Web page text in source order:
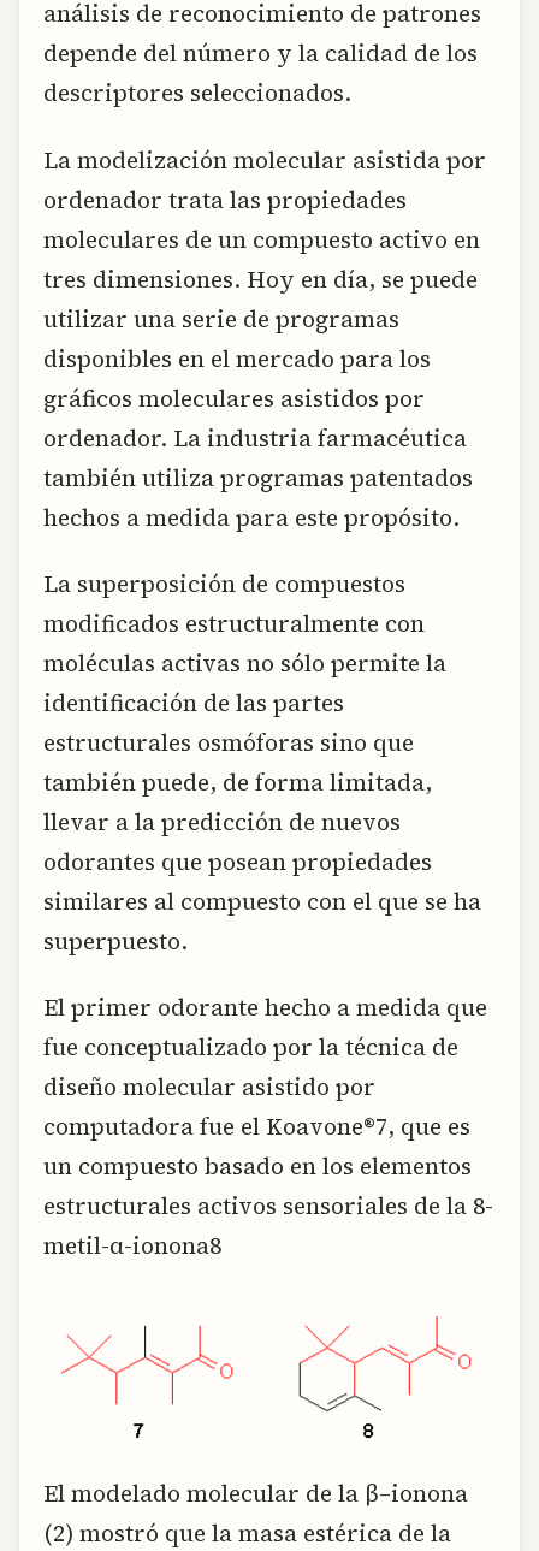
análisis de reconocimiento de patrones
depende del número y la calidad de los
descriptores seleccionados.
La modelización molecular asistida por
ordenador trata las propiedades
moleculares de un compuesto activo en
tres dimensiones. Hoy en día, se puede
utilizar una serie de programas
disponibles en el mercado para los
gráficos moleculares asistidos por
ordenador. La industria farmacéutica
también utiliza programas patentados
hechos a medida para este propósito.
La superposición de compuestos
modificados estructuralmente con
moléculas activas no sólo permite la
identificación de las partes
estructurales osmóforas sino que
también puede, de forma limitada,
llevar a la predicción de nuevos
odorantes que posean propiedades
similares al compuesto con el que se ha
superpuesto.
El primer odorante hecho a medida que
fue conceptualizado por la técnica de
diseño molecular asistido por
computadora fue el Koavone®7, que es
un compuesto basado en los elementos
estructurales activos sensoriales de la 8-
metil-α-ionona8
El modelado molecular de la β–ionona
(2) mostró que la masa estérica de la